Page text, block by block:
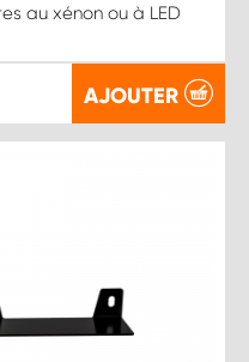
au xénon ou à LED
AJOUTER